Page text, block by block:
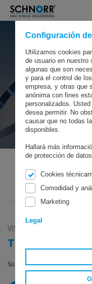
Configuración
Utilizamos cookies
de usuario en
algunas que son
y para el control de
empresa, y otras que
anónima con fines
personalizados.
desea permitir. No
causar que no todas
disponibles.
Hallará más
de protección de
Cookies
Comodidad y
Marketing
Legal
SCHNORR GMBH
VISIÓN GENERAL
TU CARRITO DE
Su carrito de compras está